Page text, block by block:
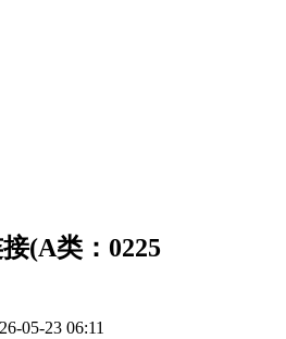
(A类：0225
05-23 06:11